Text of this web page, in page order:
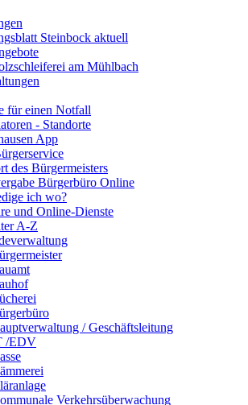
Steinbock aktuell
am Mühlbach
für einen Notfall
- Standorte
App
des Bürgermeisters
Bürgerbüro Online
ich wo?
und Online-Dienste
A-Z
/ Geschäftsleitung
/EDV
Verkehrsüberwachung